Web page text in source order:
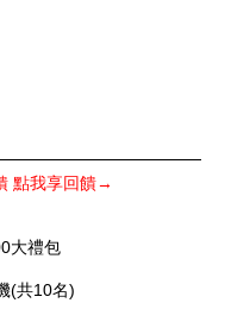
點我享回饋→
大禮包
(共10名)